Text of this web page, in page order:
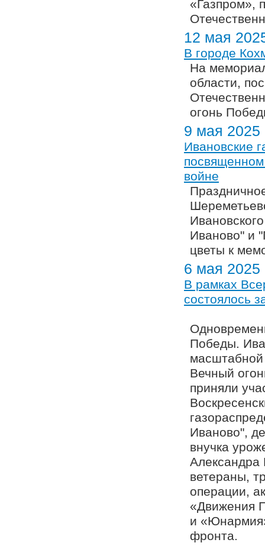
«Газпром»,
12 мая
В городе
На
области,
огонь
9 мая 2025
Ивановские
войне
Иваново" и
цветы к
6 мая 2025
В рамках
состоялось
Победы.
Вечный
приняли
Иваново",
внучка
Александра
ветераны,
операции,
«Движения
и
фронта.